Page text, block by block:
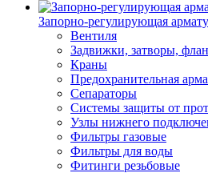
Запорно-регулирующая
Вентиля
Задвижки, затворы,
Краны
Предохранительная
Сепараторы
Системы защиты от
Узлы нижнего
Фильтры газовые
Фильтры для воды
Фитинги резьбовые